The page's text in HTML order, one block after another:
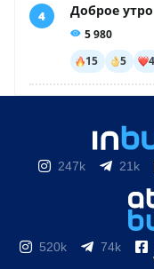
247k 21k
520k 74k